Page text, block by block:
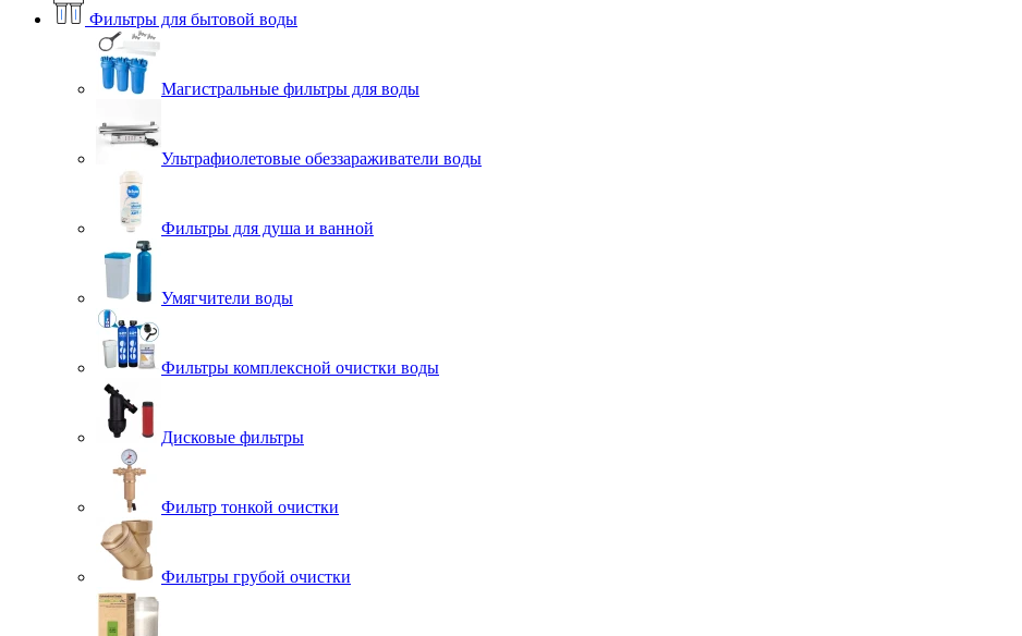
Фильтры для бытовой воды
Магистральные фильтры для воды
Ультрафиолетовые обеззараживатели воды
Фильтры для душа и ванной
Умягчители воды
Фильтры комплексной очистки воды
Дисковые фильтры
Фильтр тонкой очистки
Фильтры грубой очистки